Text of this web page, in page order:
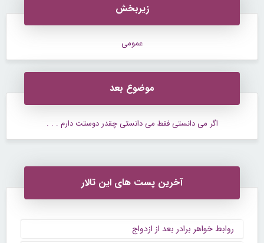
زیربخش
عمومی
موضوع بعد
اگر می دانستی فقط می دانستی چقدر دوستت دارم . . .
آخرین پست های این تالار
روابط خواهر برادر بعد از ازدواج